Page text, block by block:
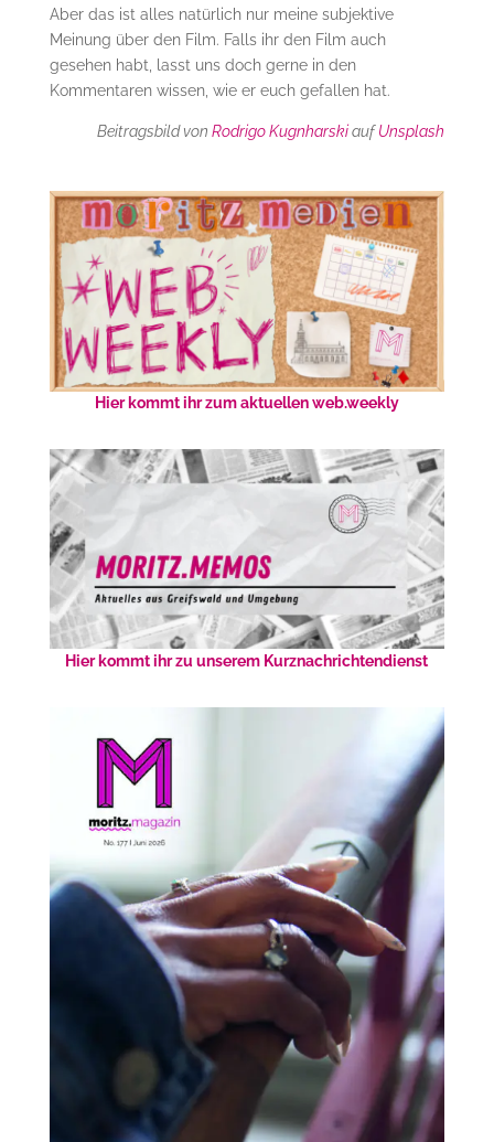
Aber das ist alles natürlich nur meine subjektive
Meinung über den Film. Falls ihr den Film auch
gesehen habt, lasst uns doch gerne in den
Kommentaren wissen, wie er euch gefallen hat.
Beitragsbild vonRodrigo KugnharskiaufUnsplash
Hier kommt ihr zum aktuellen web.weekly
Hier kommt ihr zu unserem Kurznachrichtendienst